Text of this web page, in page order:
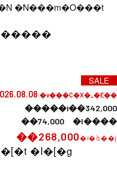
�N���m�O���t
SALE
�v���C�X�_�E��
�����i��342,000
��74,000 �l����
��268,000�i�ō��j